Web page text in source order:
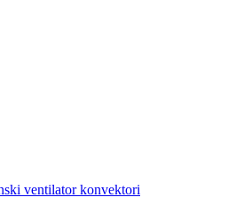
ventilator konvektori